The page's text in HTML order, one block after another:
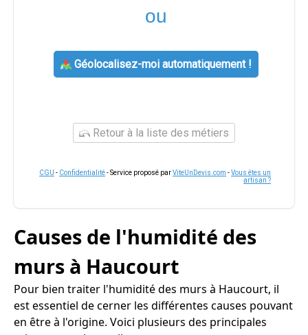
ou
Géolocalisez-moi automatiquement !
Retour à la liste des métiers
CGU - Confidentialité- Service proposé parViteUnDevis.com -Vous êtes un
artisan ?
Causes de l'humidité des
murs à Haucourt
Pour bien traiter l'humidité des murs à Haucourt, il
est essentiel de cerner les différentes causes pouvant
en être à l'origine. Voici plusieurs des principales